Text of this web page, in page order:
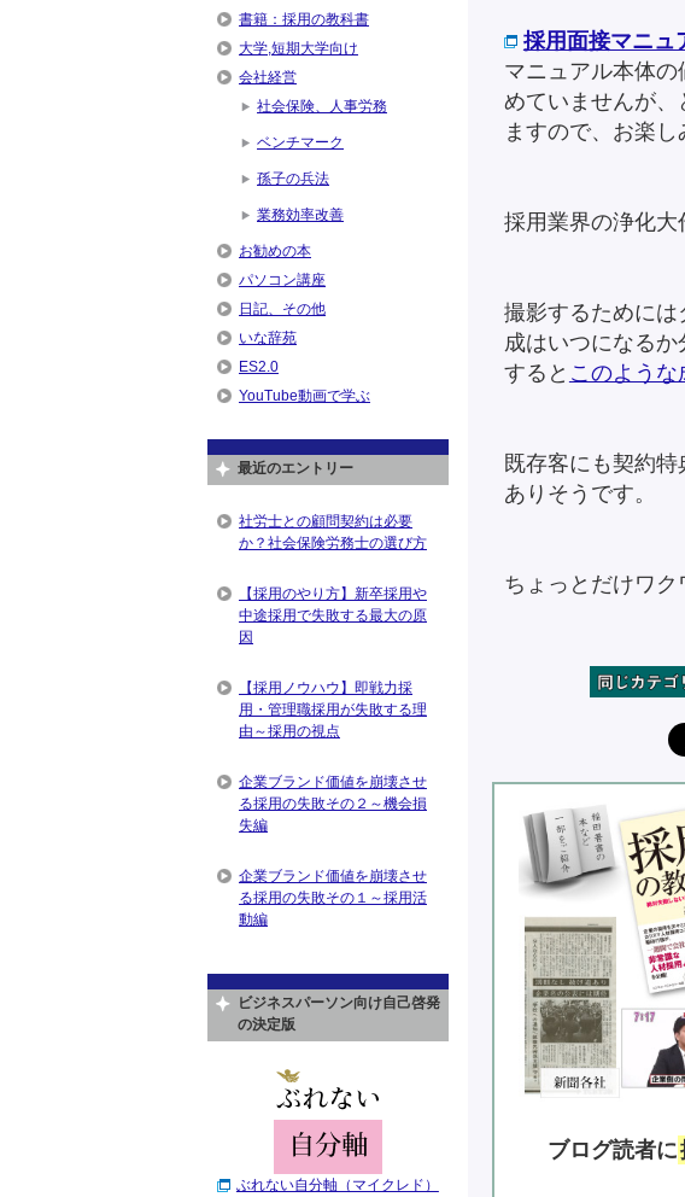
採用面接マニュ
マニュアル本体
めていませんが
ますので、お楽し
採用業界の浄化大
撮影するために
成はいつになる
すると このような
既存客にも契約
ありそうです。
ちょっとだけワ
ブログ読者に
書籍：採用の教科書
大学,短期大学向け
会社経営
社会保険、人事労務
ベンチマーク
孫子の兵法
業務効率改善
お勧めの本
パソコン講座
日記、その他
いな辞苑
ES2.0
YouTube動画で学ぶ
最近のエントリー
社労士との顧問契約は必要
か？社会保険労務士の選び方
【採用のやり方】新卒採用や
中途採用で失敗する最大の原
因
【採用ノウハウ】即戦力採
用・管理職採用が失敗する理
由～採用の視点
企業ブランド価値を崩壊させ
る採用の失敗その２～機会損
失編
企業ブランド価値を崩壊させ
る採用の失敗その１～採用活
動編
ビジネスパーソン向け自己啓発
の決定版
ぶれない自分軸（マイクレド）